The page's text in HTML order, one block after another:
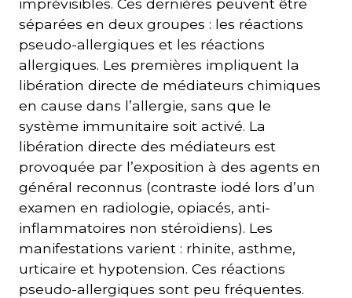
imprévisibles. Ces dernières peuvent être
séparées en deux groupes : les réactions
pseudo-allergiques et les réactions
allergiques. Les premières impliquent la
libération directe de médiateurs chimiques
en cause dans l’allergie, sans que le
système immunitaire soit activé. La
libération directe des médiateurs est
provoquée par l’exposition à des agents en
général reconnus (contraste iodé lors d’un
examen en radiologie, opiacés, anti-
inflammatoires non stéroïdiens). Les
manifestations varient : rhinite, asthme,
urticaire et hypotension. Ces réactions
pseudo-allergiques sont peu fréquentes.